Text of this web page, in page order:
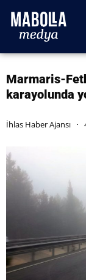
Marmaris-
karayolunda
İhlas Haber Ajansı